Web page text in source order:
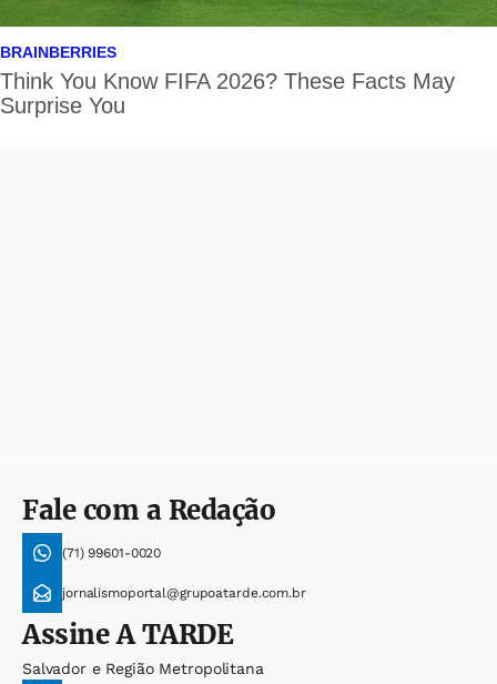
Fale com a Redação
(71) 99601-0020
jornalismoportal@grupoatarde.com.br
AssineA TARDE
Salvador e Região Metropolitana